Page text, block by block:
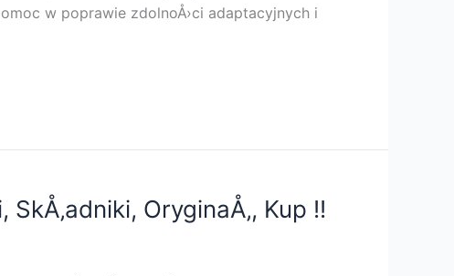
w poprawie zdolnoÅ›ci adaptacyjnych i
OryginaÅ‚, Kup !!